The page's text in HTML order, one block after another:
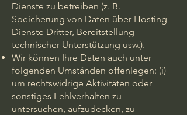
Dienste zu betreiben (z. B.
Speicherung von Daten über Hosting-
Dienste Dritter, Bereitstellung
technischer Unterstützung usw.).
Wir können Ihre Daten auch unter
folgenden Umständen offenlegen: (i)
um rechtswidrige Aktivitäten oder
sonstiges Fehlverhalten zu
untersuchen, aufzudecken, zu